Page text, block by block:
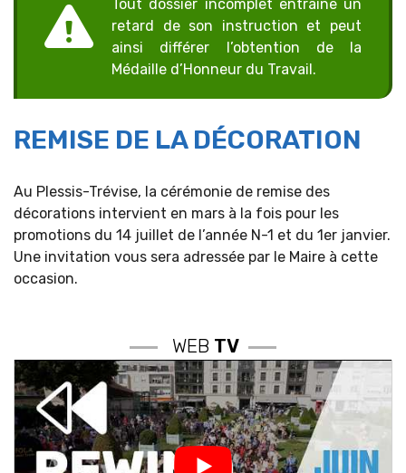
Tout dossier incomplet entraîne un
retard de son instruction et peut
ainsi différer l’obtention de la
Médaille d’Honneur du Travail.
REMISE DE LA DÉCORATION
Au Plessis-Trévise, la cérémonie de remise des
décorations intervient en mars à la fois pour les
promotions du 14 juillet de l’année N-1 et du 1er janvier.
Une invitation vous sera adressée par le Maire à cette
occasion.
WEB TV